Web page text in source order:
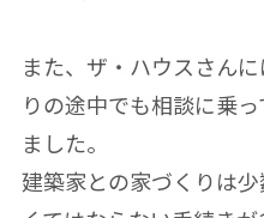
また、ザ・ハウスさん
りの途中でも相談に乗
ました。
建築家との家づくりは